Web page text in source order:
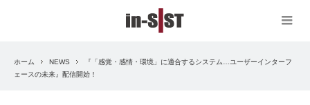
ホーム NEWS
『「感覚・感情・環境」に適合するシステム…ユーザーインターフ
ェースの未来』配信開始！